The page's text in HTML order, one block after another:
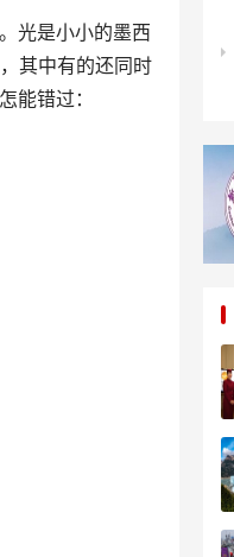
光是小小的墨西
其中有的还同时
能错过：